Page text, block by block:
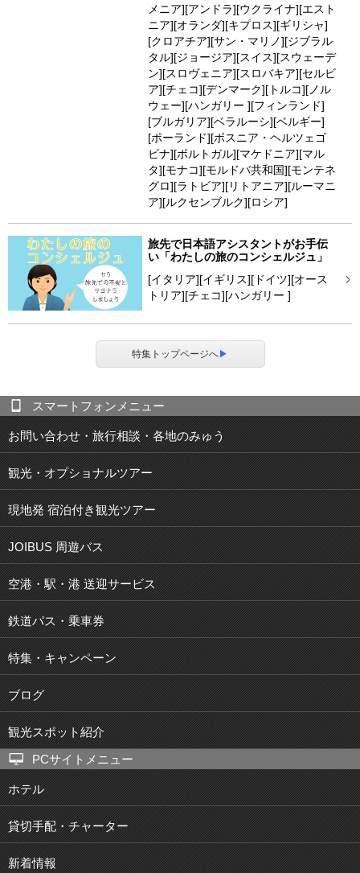
メニア][アンドラ][ウクライナ][エスト
ニア][オランダ][キプロス][ギリシャ]
[クロアチア][サン・マリノ][ジブラル
タル][ジョージア][スイス][スウェーデ
ン][スロヴェニア][スロバキア][セルビ
ア][チェコ][デンマーク][トルコ][ノル
ウェー][ハンガリー ][フィンランド]
[ブルガリア][ベラルーシ][ベルギー]
[ポーランド][ボスニア・ヘルツェゴ
ビナ][ポルトガル][マケドニア][マル
タ][モナコ][モルドバ共和国][モンテネ
グロ][ラトビア][リトアニア][ルーマニ
ア][ルクセンブルク][ロシア]
旅先で日本語アシスタントがお手伝
い「わたしの旅のコンシェルジュ」
[イタリア][イギリス][ドイツ][オース
トリア][チェコ][ハンガリー ]
特集トップページへ▶
スマートフォンメニュー
お問い合わせ・旅行相談・各地のみゅう
観光・オプショナルツアー
現地発 宿泊付き観光ツアー
JOIBUS 周遊バス
空港・駅・港 送迎サービス
鉄道パス・乗車券
特集・キャンペーン
ブログ
観光スポット紹介
PCサイトメニュー
ホテル
貸切手配・チャーター
新着情報